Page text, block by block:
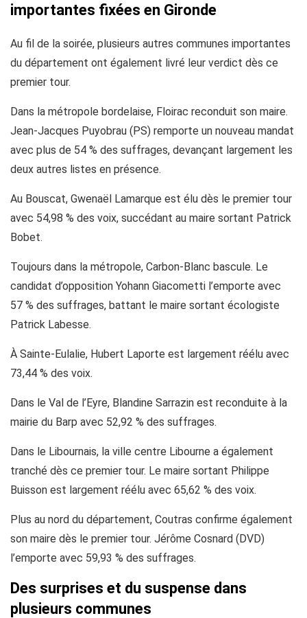
importantes fixées en Gironde
Au fil de la soirée, plusieurs autres communes importantes
du département ont également livré leur verdict dès ce
premier tour.
Dans la métropole bordelaise, Floirac reconduit son maire.
Jean-Jacques Puyobrau (PS) remporte un nouveau mandat
avec plus de 54 % des suffrages, devançant largement les
deux autres listes en présence.
Au Bouscat, Gwenaël Lamarque est élu dès le premier tour
avec 54,98 % des voix, succédant au maire sortant Patrick
Bobet.
Toujours dans la métropole, Carbon-Blanc bascule. Le
candidat d’opposition Yohann Giacometti l’emporte avec
57 % des suffrages, battant le maire sortant écologiste
Patrick Labesse.
À Sainte-Eulalie, Hubert Laporte est largement réélu avec
73,44 % des voix.
Dans le Val de l’Eyre, Blandine Sarrazin est reconduite à la
mairie du Barp avec 52,92 % des suffrages.
Dans le Libournais, la ville centre Libourne a également
tranché dès ce premier tour. Le maire sortant Philippe
Buisson est largement réélu avec 65,62 % des voix.
Plus au nord du département, Coutras confirme également
son maire dès le premier tour. Jérôme Cosnard (DVD)
l’emporte avec 59,93 % des suffrages.
Des surprises et du suspense dans
plusieurs communes